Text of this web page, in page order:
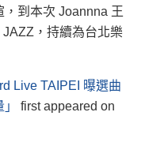
到本次 Joannna 王
，持續為台北樂
Live TAIPEI 曝選曲
first appeared on